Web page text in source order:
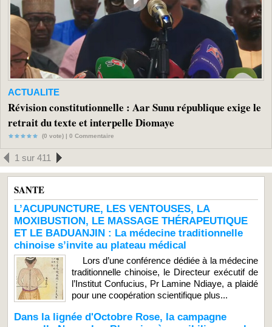
ACTUALITE
Révision constitutionnelle : Aar Sunu république exige le
retrait du texte et interpelle Diomaye
(0 vote) | 0 Commentaire
1 sur 411
SANTE
L’ACUPUNCTURE, LES VENTOUSES, LA
MOXIBUSTION, LE MASSAGE THÉRAPEUTIQUE
ET LE BADUANJIN : La médecine traditionnelle
chinoise s’invite au plateau médical
Lors d’une conférence dédiée à la médecine
traditionnelle chinoise, le Directeur exécutif de
l’Institut Confucius, Pr Lamine Ndiaye, a plaidé
pour une coopération scientifique plus...
Dans la lignée d'Octobre Rose, la campagne